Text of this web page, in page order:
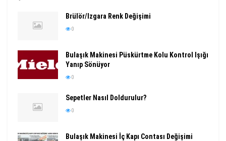
Brülör/Izgara Renk Değişimi
0
Bulaşık Makinesi Püskürtme Kolu Kontrol Işığı
Yanıp Sönüyor
0
Sepetler Nasıl Doldurulur?
0
Bulaşık Makinesi İç Kapı Contası Değişimi